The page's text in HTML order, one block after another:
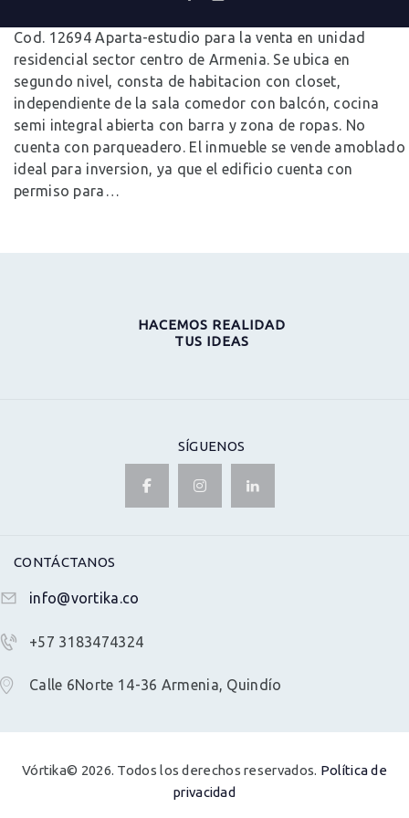
Cod. 12694 Aparta-estudio para la venta en unidad
residencial sector centro de Armenia. Se ubica en
segundo nivel, consta de habitacion con closet,
independiente de la sala comedor con balcón, cocina
semi integral abierta con barra y zona de ropas. No
cuenta con parqueadero. El inmueble se vende amoblado
ideal para inversion, ya que el edificio cuenta con
permiso para…
HACEMOS REALIDAD
TUS IDEAS
SÍGUENOS
CONTÁCTANOS
info@vortika.co
+57 3183474324
Calle 6Norte 14-36 Armenia, Quindío
Vórtika© 2026. Todos los derechos reservados. Política de
privacidad